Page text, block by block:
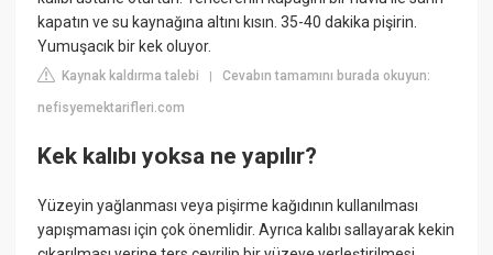
kapatın ve su kaynağına altını kısın. 35-40 dakika pişirin.
Yumuşacık bir kek oluyor.
Kaynak kaldırma talebi |Cevabın tamamını burada okuyun:
nefisyemektarifleri.com
Kek kalıbı yoksa ne yapılır?
Yüzeyin yağlanması veya pişirme kağıdının kullanılması
yapışmaması için çok önemlidir. Ayrıca kalıbı sallayarak kekin